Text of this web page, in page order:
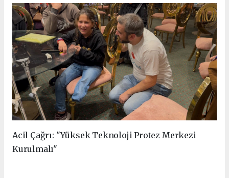
Acil Çağrı: "Yüksek Teknoloji Protez Merkezi
Kurulmalı"